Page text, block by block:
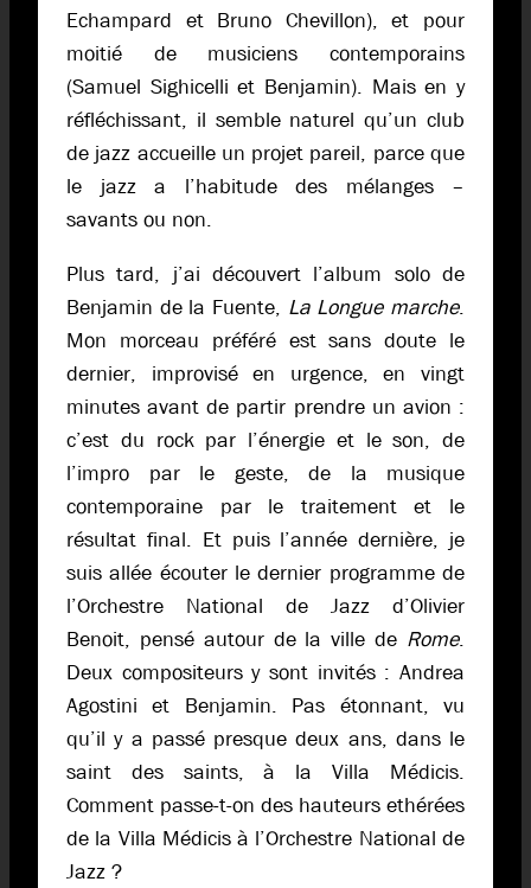
Echampard et Bruno Chevillon), et pour
moitié de musiciens contemporains
(Samuel Sighicelli et Benjamin). Mais en y
réfléchissant, il semble naturel qu’un club
de jazz accueille un projet pareil, parce que
le jazz a l’habitude des mélanges –
savants ou non.
Plus tard, j’ai découvert l’album solo de
Benjamin de la Fuente, La Longue marche.
Mon morceau préféré est sans doute le
dernier, improvisé en urgence, en vingt
minutes avant de partir prendre un avion :
c’est du rock par l’énergie et le son, de
l’impro par le geste, de la musique
contemporaine par le traitement et le
résultat final. Et puis l’année dernière, je
suis allée écouter le dernier programme de
l’Orchestre National de Jazz d’Olivier
Benoit, pensé autour de la ville de Rome.
Deux compositeurs y sont invités : Andrea
Agostini et Benjamin. Pas étonnant, vu
qu’il y a passé presque deux ans, dans le
saint des saints, à la Villa Médicis.
Comment passe-t-on des hauteurs ethérées
de la Villa Médicis à l’Orchestre National de
Jazz ?